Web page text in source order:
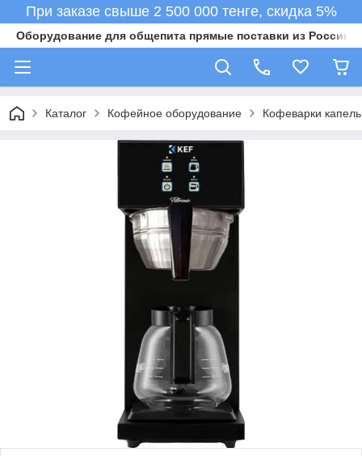
При заказе свыше 2 500 000 тенге, скидка 5%
Оборудование для общепита прямые поставки из России в
Каталог Кофейное оборудование Кофеварки